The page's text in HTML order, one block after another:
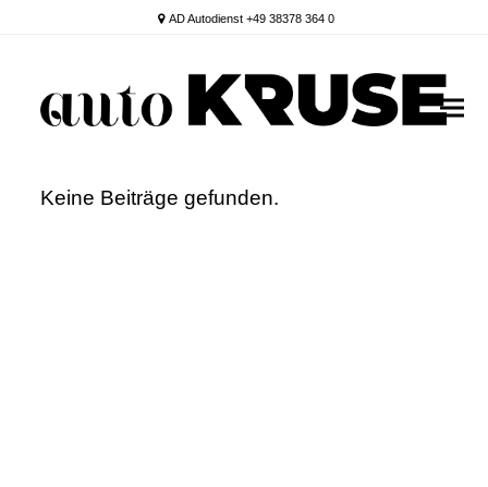
AD Autodienst +49 38378 364 0
Keine Beiträge gefunden.